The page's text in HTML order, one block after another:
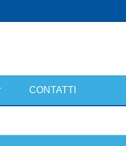
CONTATTI